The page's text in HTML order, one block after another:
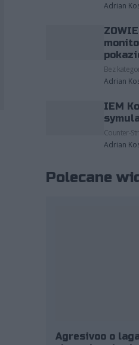
Adrian
Bez
Adrian
IEM
Counter-
Adrian
Polecane
Agresivoo o